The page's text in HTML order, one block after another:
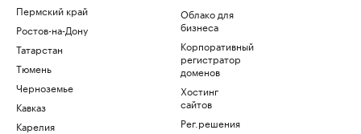
Пермский край
Ростов-на-Дону
Татарстан
Тюмень
Черноземье
Кавказ
Карелия
Облако для
бизнеса
Корпоративный
регистратор
доменов
Хостинг
сайтов
Рег.решения